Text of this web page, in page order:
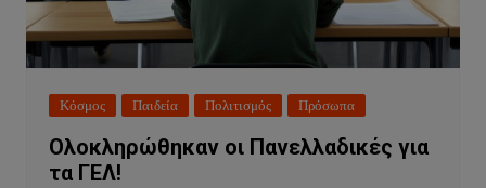
Κόσμος Παιδεία Πολιτισμός Πρόσωπα
Ολοκληρώθηκαν οι Πανελλαδικές για
τα ΓΕΛ!